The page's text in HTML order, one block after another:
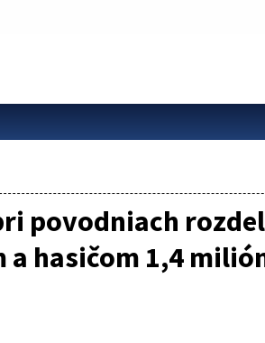
povodniach
hasičom 1,4